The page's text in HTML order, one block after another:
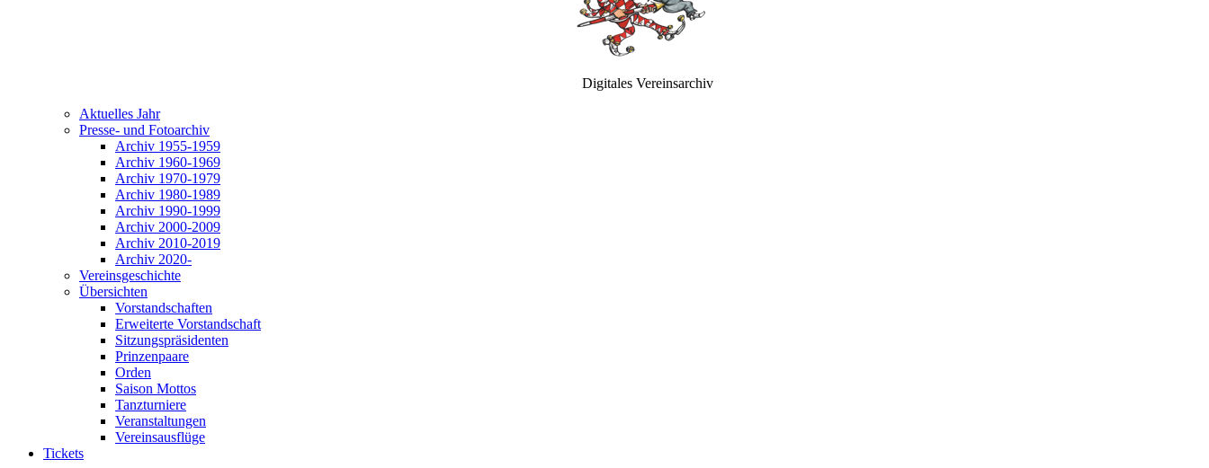
Digitales Vereinsarchiv
Aktuelles Jahr
Presse- und Fotoarchiv
Archiv 1955-1959
Archiv 1960-1969
Archiv 1970-1979
Archiv 1980-1989
Archiv 1990-1999
Archiv 2000-2009
Archiv 2010-2019
Archiv 2020-
Vereinsgeschichte
Übersichten
Vorstandschaften
Erweiterte Vorstandschaft
Sitzungspräsidenten
Prinzenpaare
Orden
Saison Mottos
Tanzturniere
Veranstaltungen
Vereinsausflüge
Tickets